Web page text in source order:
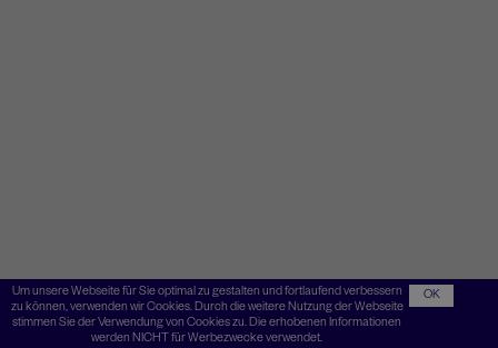
Um unsere Webseite für Sie optimal zu gestalten und fortlaufend verbessern
zu können, verwenden wir Cookies. Durch die weitere Nutzung der Webseite
stimmen Sie der Verwendung von Cookies zu. Die erhobenen Informationen
werden NICHT für Werbezwecke verwendet.
OK